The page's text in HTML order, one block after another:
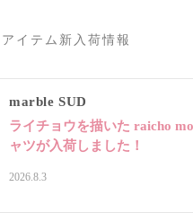
イテム新入荷情報
marble SUD
ライチョウを描いた raicho
ャツが入荷しました！
2026.8.3